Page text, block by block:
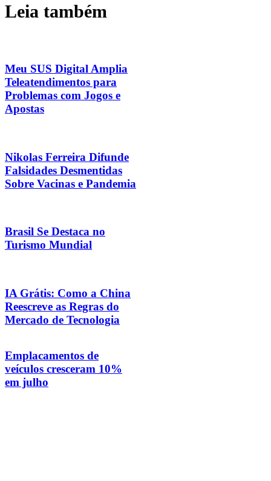
Leia também
Meu SUS Digital Amplia
Teleatendimentos para
Problemas com Jogos e
Apostas
Nikolas Ferreira Difunde
Falsidades Desmentidas
Sobre Vacinas e Pandemia
Brasil Se Destaca no
Turismo Mundial
IA Grátis: Como a China
Reescreve as Regras do
Mercado de Tecnologia
Emplacamentos de
veículos cresceram 10%
em julho